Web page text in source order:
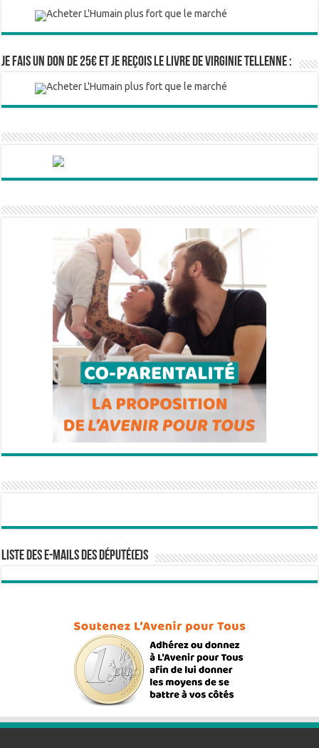
Je fais un don de 25€ et je reçois le livre de Virginie Tellenne :
Liste des e-mails des député(e)s